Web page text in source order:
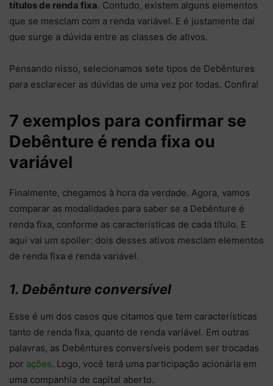
títulos de renda fixa. Contudo, existem alguns elementos
que se mesclam com a renda variável. E é justamente daí
que surge a dúvida entre as classes de ativos.
Pensando nisso, selecionamos sete tipos de Debêntures
para esclarecer as dúvidas de uma vez por todas. Confira!
7 exemplos para confirmar se
Debênture é renda fixa ou
variável
Finalmente, chegamos à hora da verdade. Agora, vamos
comparar as modalidades para saber se a Debênture é
renda fixa, conforme as características de cada título. E
aqui vai um spoiler: dois desses ativos mesclam elementos
de renda fixa e renda variável.
1. Debênture conversível
Esse é um dos casos que citamos que tem características
tanto de renda fixa, quanto de renda variável. Em outras
palavras, as Debêntures conversíveis podem ser trocadas
por ações. Logo, você terá uma participação acionária em
uma companhia de capital aberto.